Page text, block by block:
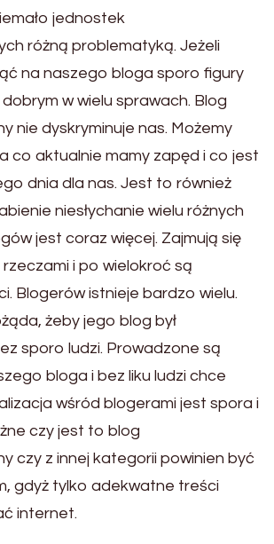
jednostek
różną problematyką. Jeżeli
na naszego bloga sporo figury
w wielu sprawach. Blog
nie dyskryminuje nas. Możemy
co aktualnie mamy zapęd i co jest
dnia dla nas. Jest to również
niesłychanie wielu różnych
jest coraz więcej. Zajmują się
i po wielokroć są
Blogerów istnieje bardzo wielu.
żeby jego blog był
sporo ludzi. Prowadzone są
bloga i bez liku ludzi chce
wśród blogerami jest spora i
czy jest to blog
czy z innej kategorii powinien być
gdyż tylko adekwatne treści
internet.